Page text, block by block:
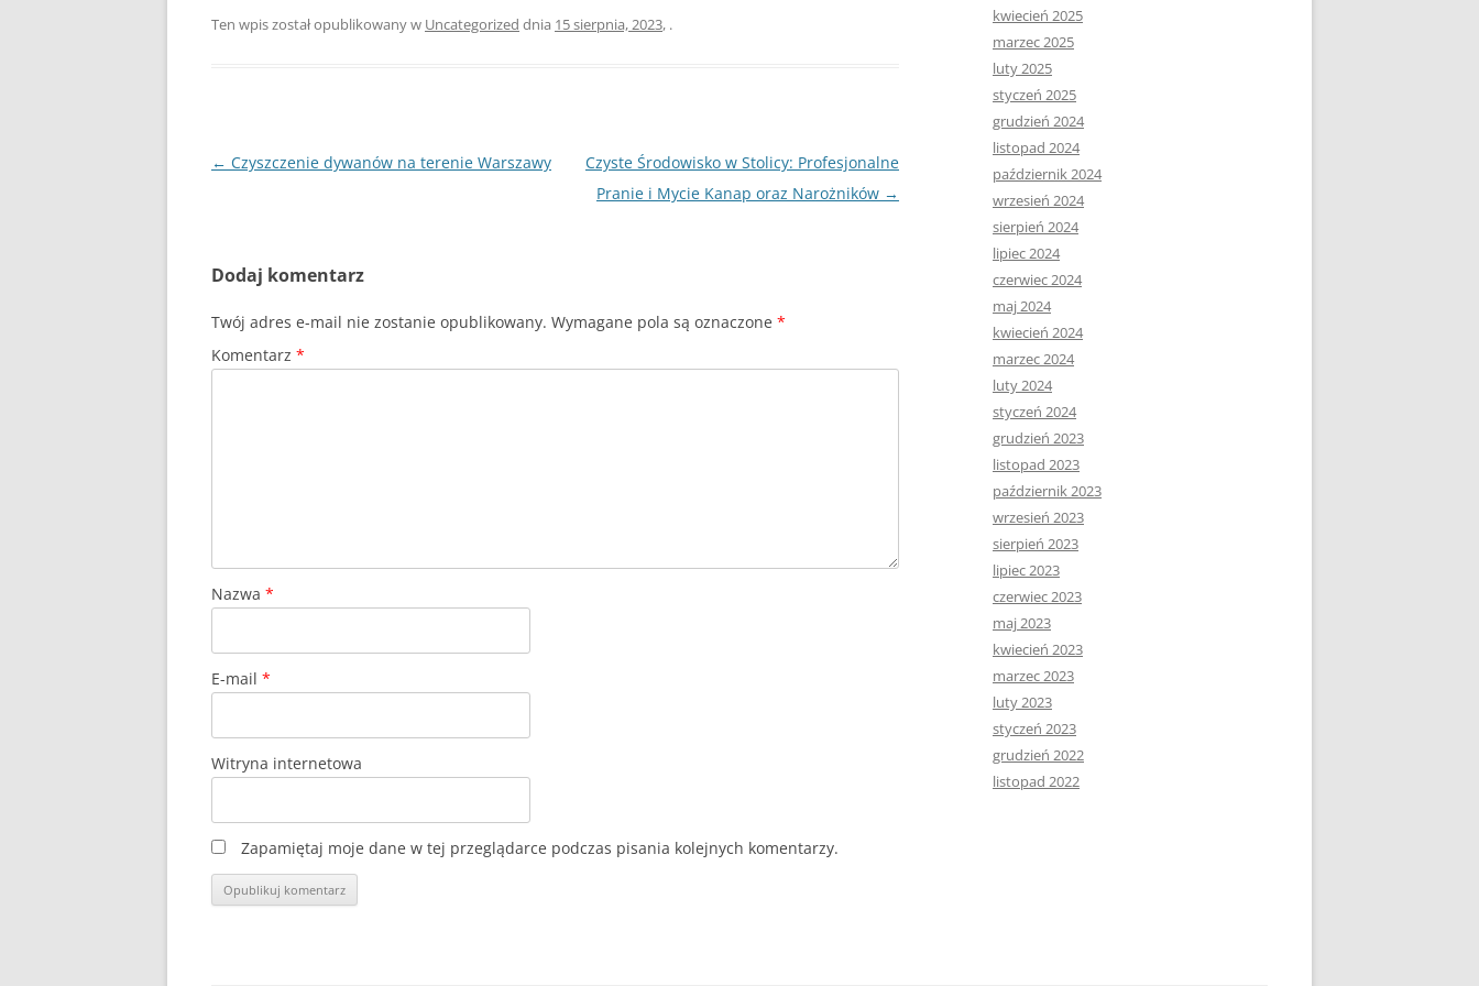
Ten wpis został opublikowany w Uncategorized dnia 15 sierpnia, 2023, .
Nawigacja
← Czyszczenie dywanów na terenie Warszawy
Czyste Środowisko w Stolicy: Profesjonalne
Pranie i Mycie Kanap oraz Narożników →
Dodaj komentarz
Twój adres e-mail nie zostanie opublikowany. Wymagane pola są oznaczone *
Komentarz *
Nazwa *
E-mail *
Witryna internetowa
Zapamiętaj moje dane w tej przeglądarce podczas pisania kolejnych komentarzy.
kwiecień 2025
marzec 2025
luty 2025
styczeń 2025
grudzień 2024
listopad 2024
październik 2024
wrzesień 2024
sierpień 2024
lipiec 2024
czerwiec 2024
maj 2024
kwiecień 2024
marzec 2024
luty 2024
styczeń 2024
grudzień 2023
listopad 2023
październik 2023
wrzesień 2023
sierpień 2023
lipiec 2023
czerwiec 2023
maj 2023
kwiecień 2023
marzec 2023
luty 2023
styczeń 2023
grudzień 2022
listopad 2022